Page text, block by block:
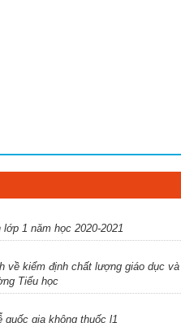
1 năm học 2020-2021
về kiểm định chất lượng giáo dục
Tiểu học
quốc gia không thuốc l1